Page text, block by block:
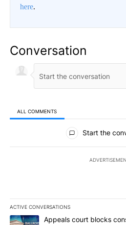
here.
Conversation
ALL COMMENTS
All Comments
Start the
ACTIVE CONVERSATIONS
The following is a list of the most
A trending article titled "Appeals
Appeals court blocks